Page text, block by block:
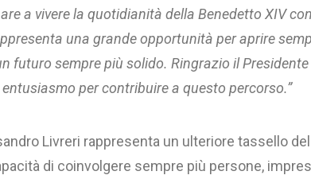
a vivere la quotidianità della Benedetto XIV
una grande opportunità per aprire
futuro sempre più solido. Ringrazio il
per contribuire a questo percorso.”
Livreri rappresenta un ulteriore tassello
di coinvolgere sempre più persone,